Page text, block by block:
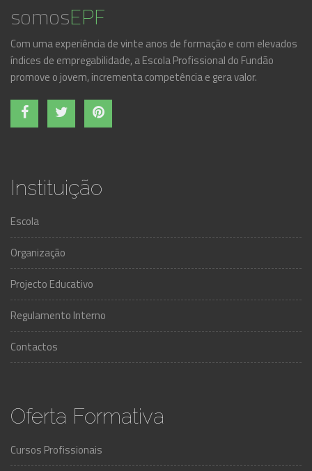
somosEPF
Com uma experiência de vinte anos de formação e com elevados
índices de empregabilidade, a Escola Profissional do Fundão
promove o jovem, incrementa competência e gera valor.
Instituição
Escola
Organização
Projecto Educativo
Regulamento Interno
Contactos
Oferta Formativa
Cursos Profissionais